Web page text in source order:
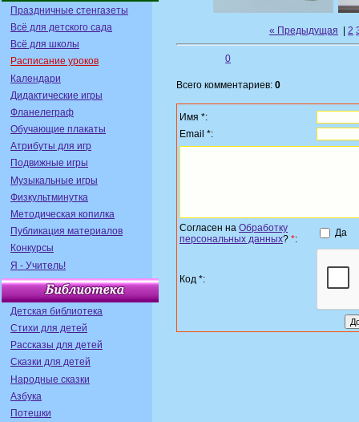
Праздничные стенгазеты
Всё для детского сада
Всё для школы
Расписание уроков
Календари
Дидактические игры
Фланелеграф
Обучающие плакаты
Атрибуты для игр
Подвижные игры
Музыкальные игры
Физкультминутка
Методическая копилка
Публикация материалов
Конкурсы
Я - Учитель!
Детская библиотека
Стихи для детей
Рассказы для детей
Сказки для детей
Народные сказки
Азбука
Потешки
« Предыдущая 2
0
Всего комментариев: 0
Имя *:
Email *:
Согласен на Обработку
персональных данных? *:
Да
Код *: